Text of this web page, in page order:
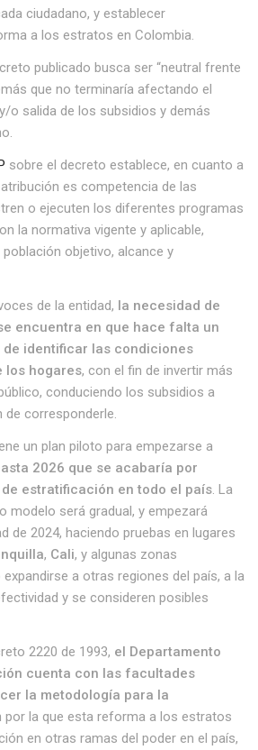
ciudadano, y establecer
a los estratos en Colombia.
publicado busca ser “neutral frente
que no terminaría afectando el
o salida de los subsidios y demás
sobre el decreto establece, en cuanto a
es competencia de las
o ejecuten los diferentes programas
la normativa vigente y aplicable,
objetivo, alcance y
de la entidad, la necesidad de
encuentra en que hace falta un
de identificar las condiciones
los hogares, con el fin de invertir más
conduciendo los subsidios a
de corresponderle.
un plan piloto para empezarse a
2026 que se acabaría por
estratificación en todo el país. La
modelo será gradual, y empezará
de 2024, haciendo pruebas en lugares
, Cali, y algunas zonas
expandirse a otras regiones del país, a la
y se consideren posibles
2220 de 1993, el Departamento
cuenta con las facultades
la metodología para la
por la que esta reforma a los estratos
en otras ramas del poder en el país,